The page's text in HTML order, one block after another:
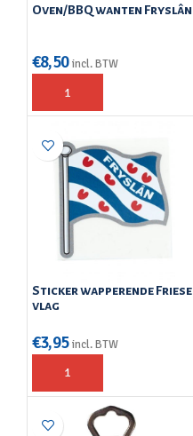
Oven/BBQ wanten Fryslân
€8,50 incl. BTW
Sticker wapperende Friese
vlag
€3,95 incl. BTW